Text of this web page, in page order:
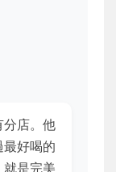
分店。他
好喝的
是完美